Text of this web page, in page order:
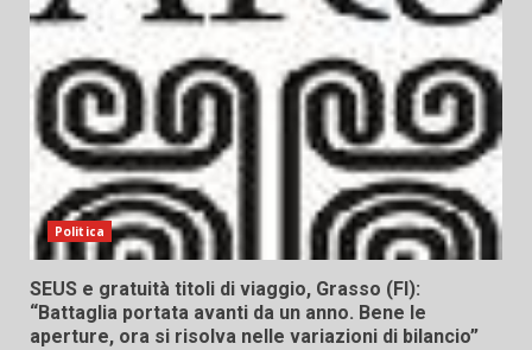
Politica
SEUS e gratuità titoli di viaggio, Grasso (FI):
“Battaglia portata avanti da un anno. Bene le
aperture, ora si risolva nelle variazioni di bilancio”